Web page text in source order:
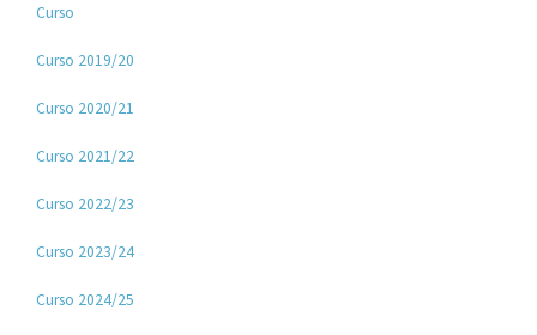
Curso
Curso 2019/20
Curso 2020/21
Curso 2021/22
Curso 2022/23
Curso 2023/24
Curso 2024/25